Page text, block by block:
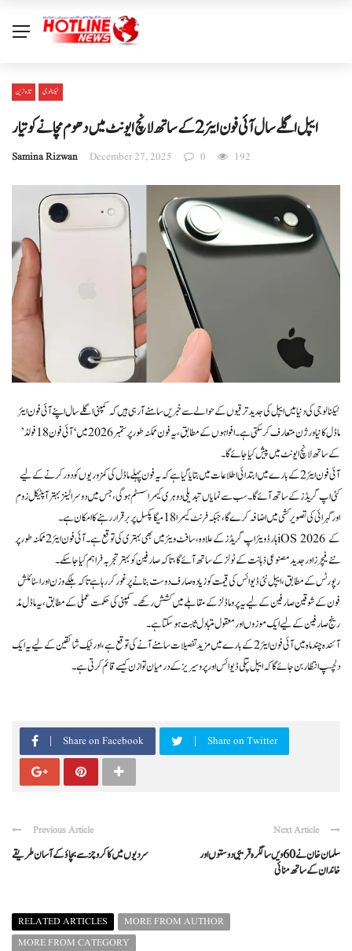
تازہ ترین ٹیکنالوجی
ایپل اگلے سال آئی فون ایئر 2 کے ساتھ لانچ ایونٹ میں دھوم مچانے کو تیار
Samina Rizwan December 27, 2025 0 192
ٹیکنالوجی کی دنیا میں ایپل کی جدید ترقیوں کے حوالے سے خبریں سامنے آ رہی ہیں کہ کمپنی اگلے سال اپنے آئی فون ایئر
ماڈل کا نیا ورژن متعارف کر سکتی ہے۔ افواہوں کے مطابق، یہ فون ممکنہ طور پر ستمبر 2026 میں ‘آئی فون 18 فولڈ’
کے ساتھ لانچ ایونٹ میں پیش کیا جائے گا۔
آئی فون ایئر 2 کے بارے میں ابتدائی اطلاعات میں بتایا گیا ہے کہ یہ فون پہلے ماڈل کی کمزوریوں کو دور کرنے کے لیے
کئی اپ گریڈز کے ساتھ آئے گا۔ سب سے نمایاں تبدیلی دوہری کیمرا سسٹم ہوگی، جس میں دوسرا لینز بہتر آپٹیکل زوم
اور گہرائی کی تصویر کشی میں اضافہ کرے گا، جبکہ فرنٹ کیمرا 18 میگا پکسل پر برقرار رہنے کا امکان ہے۔
ہارڈویئر اپ گریڈز کے علاوہ، سافٹ ویئر میں بھی بہتری کی توقع ہے۔ آئی فون ایئر 2 ممکنہ طور پر iOS 2026 کے
نئے فیچرز اور جدید مصنوعی ذہانت کے ٹولز کے ساتھ آئے گا، تاکہ صارفین کو بہتر تجربہ فراہم کیا جا سکے۔
رپورٹس کے مطابق، ایپل نئی ڈیوائس کی قیمت کو زیادہ صارف دوست بنانے پر غور کر رہا ہے تاکہ ہلکے وزن اور اسٹائلش
فون کے شوقین صارفین کے لیے یہ پرو ماڈلز کے مقابلے میں کشش رکھے۔ کمپنی کی حکمت عملی کے مطابق، یہ ماڈل مڈ
رینج صارفین کے لیے ایک موزوں اور معقول متبادل ثابت ہو سکتا ہے۔
آئندہ چند ماہ میں آئی فون ایئر 2 کے بارے میں مزید تفصیلات سامنے آنے کی توقع ہے، اور ٹیک شائقین کے لیے یہ ایک
دلچسپ انتظار بن جائے گا کہ ایپل پتلی ڈیوائس اور پرو سیریز کے درمیان توازن کیسے قائم کرتی ہے۔
Share on Facebook Share on Twitter
Previous Article
سردیوں میں کاکروچز سے بچاؤ کے آسان طریقے
Next Article
سلمان خان نے 60ویں سالگرہ قریبی دوستوں اور
خاندان کے ساتھ منائی
RELATED ARTICLES
MORE FROM AUTHOR
MORE FROM CATEGORY